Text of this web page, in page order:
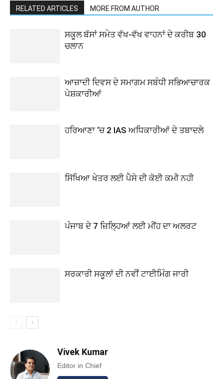
RELATED ARTICLES MORE FROM AUTHOR
ਸਕੂਲ ਬੱਸਾਂ ਸਮੇਤ ਵੱਖ-ਵੱਖ ਵਾਹਨਾਂ ਦੇ ਕਰੀਬ 30
ਚਲਾਨ
ਆਜ਼ਾਦੀ ਦਿਵਸ ਦੇ ਸਮਾਗਮ ਸਬੰਧੀ ਸਭਿਆਚਾਰਕ
ਪੇਸ਼ਕਾਰੀਆਂ
ਹਰਿਆਣਾ ‘ਚ 2 IAS ਅਧਿਕਾਰੀਆਂ ਦੇ ਤਬਾਦਲੇ
ਸਿੱਖਿਆ ਖੇਤਰ ਲਈ ਪੈਸੇ ਦੀ ਕੋਈ ਕਮੀ ਨਹੀ
ਪੰਜਾਬ ਦੇ 7 ਜ਼ਿਲ੍ਹਿਆਂ ਲਈ ਮੀਂਹ ਦਾ ਅਲਰਟ
ਸਰਕਾਰੀ ਸਕੂਲਾਂ ਦੀ ਨਵੀਂ ਟਾਈਮਿੰਗ ਜਾਰੀ
Vivek Kumar
Editor in Chief